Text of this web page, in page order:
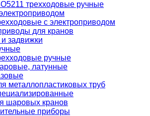
трехходовые ручные
с электроприводом
для кранов
задвижки
ручные
латунные
металлопластиковых труб
шаровых кранов
приборы